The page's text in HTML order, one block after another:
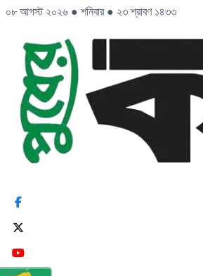
০৮ আগস্ট ২০২৬ ● শনিবার ● ২৩ শ্রাবণ ১৪৩৩